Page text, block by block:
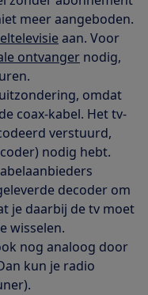
meer aangeboden.
aan. Voor
ontvanger nodig,
omdat
coax-kabel. Het tv-
verstuurd,
nodig hebt.
decoder om
je daarbij de tv moet
wisselen.
nog analoog door
kun je radio